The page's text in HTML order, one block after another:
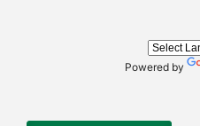
Powered by